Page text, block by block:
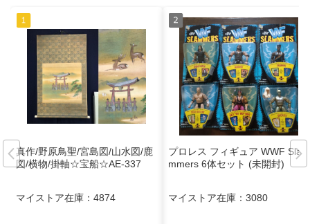
真作/野原鳥聖/宮島図/山水図/鹿
図/横物/掛軸☆宝船☆AE-337
マイストア在庫： 4874
プロレス フィギュア WWF Sla
mmers 6体セット (未開封)
マイストア在庫： 3080